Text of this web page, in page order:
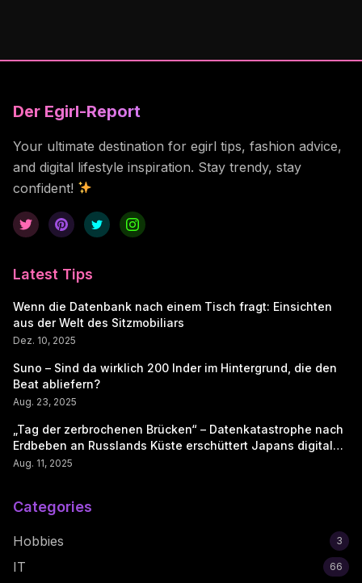
Der Egirl-Report
Your ultimate destination for egirl tips, fashion advice,
and digital lifestyle inspiration. Stay trendy, stay
confident!
Latest Tips
Wenn die Datenbank nach einem Tisch fragt: Einsichten
aus der Welt des Sitzmobiliars
Dez. 10, 2025
Suno – Sind da wirklich 200 Inder im Hintergrund, die den
Beat abliefern?
Aug. 23, 2025
„Tag der zerbrochenen Brücken“ – Datenkatastrophe nach
Erdbeben an Russlands Küste erschüttert Japans digitale
Seele
Aug. 11, 2025
Categories
Hobbies 3
IT 66